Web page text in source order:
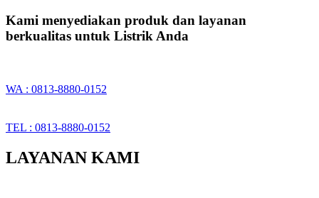
Kami menyediakan produk dan layanan
berkualitas untuk Listrik Anda
WA : 0813-8880-0152
TEL : 0813-8880-0152
LAYANAN KAMI